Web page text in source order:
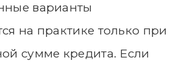
варианты
на практике только при
сумме кредита. Если